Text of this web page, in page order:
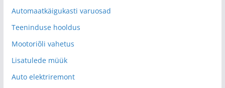
Automaatkäigukasti varuosad
Teeninduse hooldus
Mootoriõli vahetus
Lisatulede müük
Auto elektriremont